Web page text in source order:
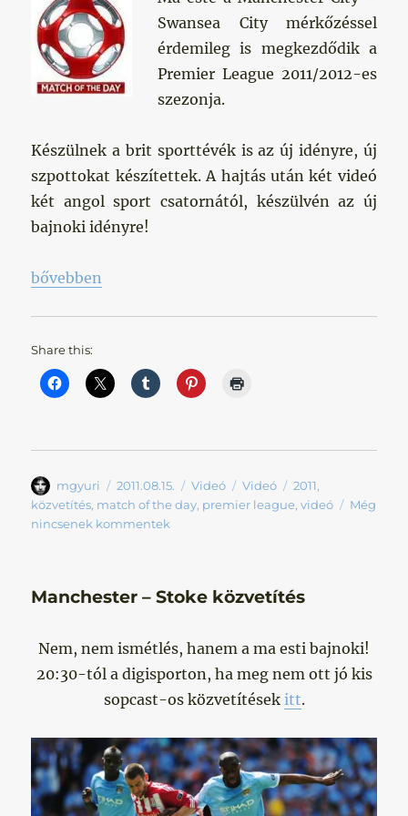
Swansea City mérkőzéssel
érdemileg is megkezdődik a
Premier League 2011/2012-es
szezonja.
Készülnek a brit sporttévék is az új idényre, új
szpottokat készítettek. A hajtás után két videó
két angol sport csatornától, készülvén az új
bajnoki idényre!
„Match of the Day”
bővebben
Share this:
Szerző
mgyuri Közzétéve
2011.08.15. Forma
Videó Kategória
Videó Címke
2011,
közvetítés, match of the day, premier league,videó
Még
nincsenek kommentek
Manchester – Stoke közvetítés
Nem, nem ismétlés, hanem a ma esti bajnoki!
20:30-tól a digisporton, ha meg nem ott jó kis
sopcast-os közvetítések itt.